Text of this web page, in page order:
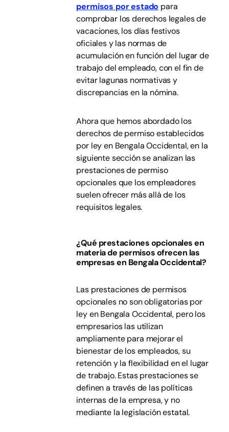
permisos por estado para
comprobar los derechos legales de
vacaciones, los días festivos
oficiales y las normas de
acumulación en función del lugar de
trabajo del empleado, con el fin de
evitar lagunas normativas y
discrepancias en la nómina.
Ahora que hemos abordado los
derechos de permiso establecidos
por ley en Bengala Occidental, en la
siguiente sección se analizan las
prestaciones de permiso
opcionales que los empleadores
suelen ofrecer más allá de los
requisitos legales.
¿Qué prestaciones opcionales en
materia de permisos ofrecen las
empresas en Bengala Occidental?
Las prestaciones de permisos
opcionales no son obligatorias por
ley en Bengala Occidental, pero los
empresarios las utilizan
ampliamente para mejorar el
bienestar de los empleados, su
retención y la flexibilidad en el lugar
de trabajo. Estas prestaciones se
definen a través de las políticas
internas de la empresa, y no
mediante la legislación estatal.